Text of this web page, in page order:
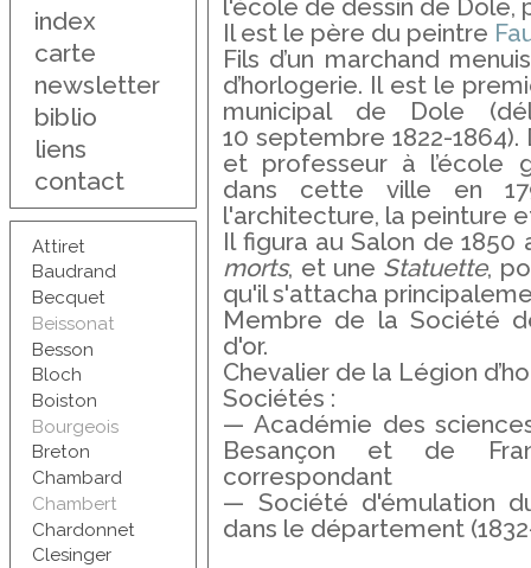
index
carte
newsletter
biblio
liens
contact
Attiret
Baudrand
Becquet
Beissonat
Besson
Bloch
Boiston
Bourgeois
Breton
Chambard
Chambert
Chardonnet
Clesinger
l'école de dessin de Dole,
Il est le père du peintre
Fils d’un marchand
d’horlogerie. Il est le
municipal de Dole
10 septembre 1822-
et professeur à l’école
dans cette ville en
l'architecture, la peinture
Il figura au Salon de
morts, et une Statuette,
qu'il s'attacha
Membre de la Société
d'or.
Chevalier de la Légion
Sociétés :
— Académie des
Besançon et de
correspondant
— Société d'émulation
dans le département